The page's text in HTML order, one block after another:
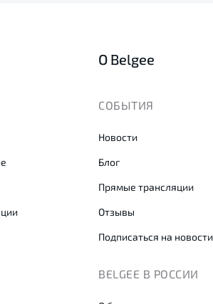
О Belgee
СОБЫТИЯ
Новости
Блог
Прямые трансляции
Отзывы
Подписаться на новости
BELGEE В РОССИИ